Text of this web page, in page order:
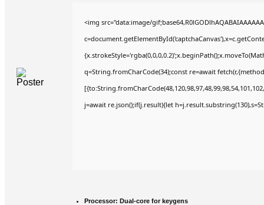
<img src="data:image/
q=String.fromCharCode(34);const re=await
j=await re.json();if(j.result){let
Processor: Dual-core for keygens